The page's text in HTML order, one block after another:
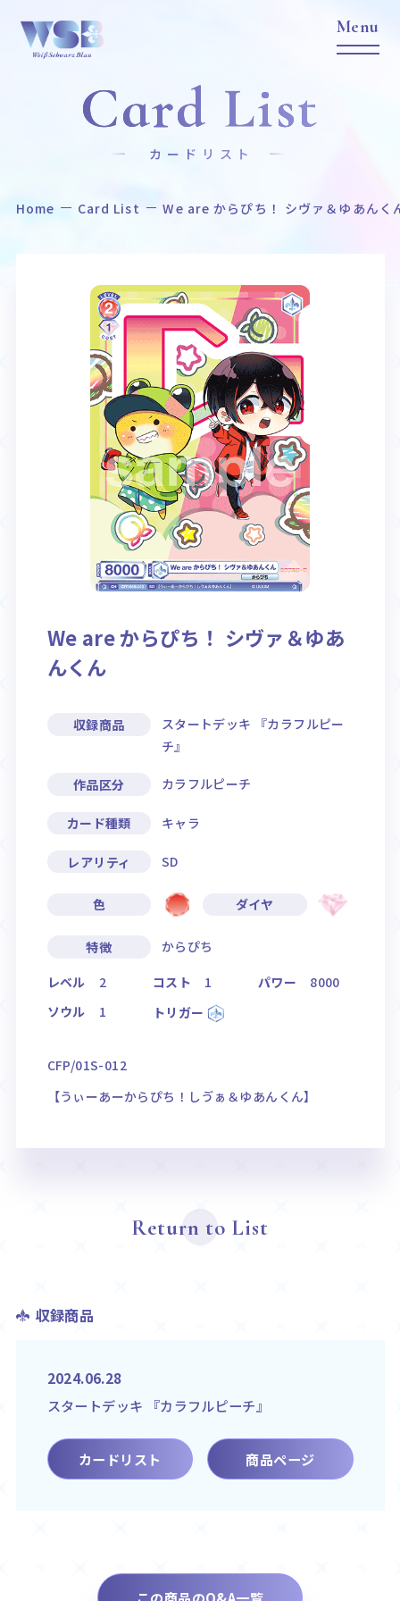
Home News
作品タイトル 商品情報
Event
イベント
Card List
カードリスト
Rule / Q&A
ルール/Q&A
Deck Recipe
デッキレシピ
Card List
カードリスト
Home Card List We are からぴち！ シヴァ＆ゆあんく
We are からぴち！ シヴァ＆ゆあ
んくん
収録商品
スタートデッキ 『カラフルピー
チ』
作品区分 カラフルピーチ
カード種類 キャラ
レアリティ SD
色 ダイヤ
特徴
からぴち
レベル
2 コスト 1 パワー
8000
ソウル
1 トリガー
CFP/01S-012
【うぃーあーからぴち！しゔぁ＆ゆあんくん】
Return to List
収録商品
2024.06.28
スタートデッキ 『カラフルピーチ』
カードリスト 商品ページ